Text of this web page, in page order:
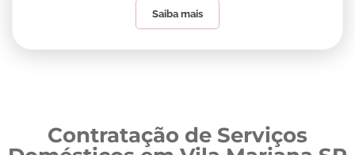
Saiba mais
Contratação de Serviços